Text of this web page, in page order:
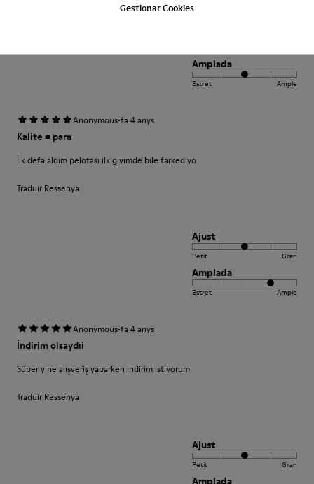
Gestionar Cookies
Amplada
Estret Ample
Anonymous·fa 4 anys
Kalite = para
İlk defa aldım pelotası ilk giyimde bile farkediyo
Traduir Ressenya
Ajust
Petit Gran
Amplada
Estret Ample
Anonymous·fa 4 anys
İndirim olsaydıi
Süper yine alışveriş yaparken indirim istiyorum
Traduir Ressenya
Ajust
Petit Gran
Amplada